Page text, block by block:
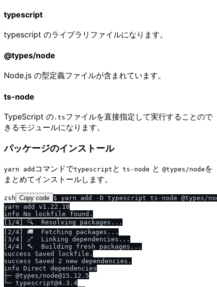
typescript
typescript のライブラリファイルになります。
@types/node
Node.js の型定義ファイルが含まれています。
ts-node
TypeScript の .tsファイルを直接指定して実行することので
きるモジュールになります。
パッケージのインストール
yarn add コマンドでtypescript と ts-node と @types​/​node を
まとめてインストールします。
zsh Copy code $ yarn add -D typescript ts-node @types/
yarn add v1.22.10
info No lockfile found.
[1/4] 🔍  Resolving packages...
[2/4] 🚚  Fetching packages...
[3/4] 🔗  Linking dependencies...
[4/4] 🔨  Building fresh packages...
success Saved lockfile.
success Saved 2 new dependencies.
info Direct dependencies
├─ @types/node@15.12.5
└─ typescript@4.3.4